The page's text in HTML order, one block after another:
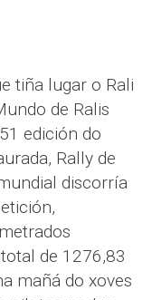
tiña lugar o Rali
de Ralis
edición do
Rally de
discorría
de 1276,83
mañá do xoves